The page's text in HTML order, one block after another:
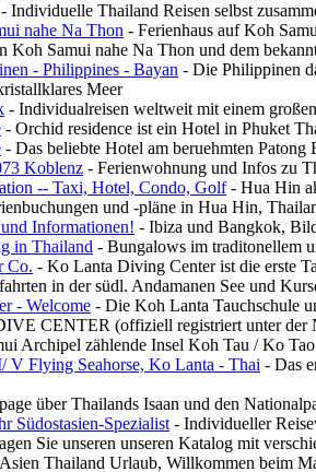
- Individuelle Thailand Reisen selbst
nahe Na Thon - Ferienhaus auf Koh
Koh Samui nahe Na Thon und dem
- Philippines - Bayan - Die Philippinen
Meer
- Individualreisen weltweit mit einem
- Orchid residence ist ein Hotel in Phuket
- Das beliebte Hotel am beruehmten Patong
Koblenz - Ferienwohnung und Infos zu
-- Taxi, Hotel, Condo, Golf- Hua Hin
und -pläne in Hua Hin,
Informationen! - Ibiza und Bangkok,
in Thailand - Bungalows im traditonellem
Co. - Ko Lanta Diving Center ist die erste
in der südl. Andamanen See und
- Welcome - Die Koh Lanta Tauchschule
CENTER (offiziell registriert unter der
Archipel zählende Insel Koh Tau / Ko
V Flying Seahorse, Ko Lanta - Thai - Das
über Thailands Isaan und den
Südostasien-Spezialist - Individueller
Sie unseren unseren Katalog mit
Thailand Urlaub, Willkommen beim